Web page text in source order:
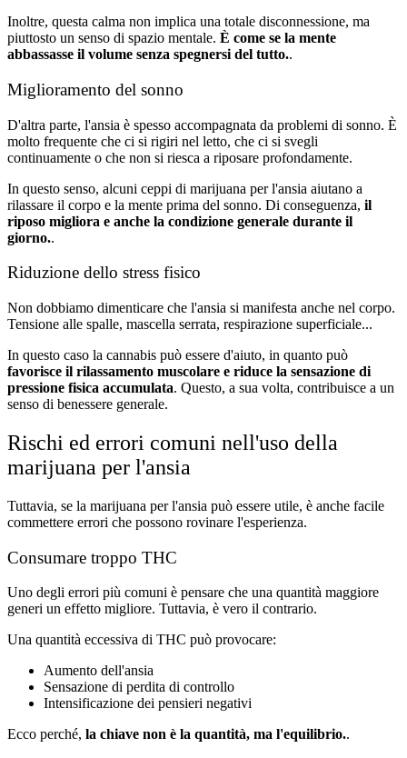
Inoltre, questa calma non implica una totale disconnessione, ma
piuttosto un senso di spazio mentale. È come se la mente
abbassasse il volume senza spegnersi del tutto..
Miglioramento del sonno
D'altra parte, l'ansia è spesso accompagnata da problemi di sonno. È
molto frequente che ci si rigiri nel letto, che ci si svegli
continuamente o che non si riesca a riposare profondamente.
In questo senso, alcuni ceppi di marijuana per l'ansia aiutano a
rilassare il corpo e la mente prima del sonno. Di conseguenza, il
riposo migliora e anche la condizione generale durante il
giorno..
Riduzione dello stress fisico
Non dobbiamo dimenticare che l'ansia si manifesta anche nel corpo.
Tensione alle spalle, mascella serrata, respirazione superficiale...
In questo caso la cannabis può essere d'aiuto, in quanto può
favorisce il rilassamento muscolare e riduce la sensazione di
pressione fisica accumulata. Questo, a sua volta, contribuisce a un
senso di benessere generale.
Rischi ed errori comuni nell'uso della
marijuana per l'ansia
Tuttavia, se la marijuana per l'ansia può essere utile, è anche facile
commettere errori che possono rovinare l'esperienza.
Consumare troppo THC
Uno degli errori più comuni è pensare che una quantità maggiore
generi un effetto migliore. Tuttavia, è vero il contrario.
Una quantità eccessiva di THC può provocare:
Aumento dell'ansia
Sensazione di perdita di controllo
Intensificazione dei pensieri negativi
Ecco perché, la chiave non è la quantità, ma l'equilibrio..